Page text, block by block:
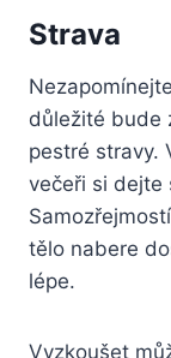
Strava
důležité bude
pestré stravy.
večeři si dejte
tělo nabere
lépe.
Vyzkoušet